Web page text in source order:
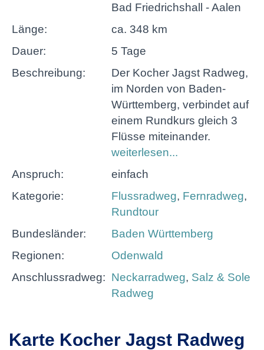
Bad Friedrichshall - Aalen
Länge:
ca. 348 km
Dauer:
5 Tage
Beschreibung:
Der Kocher Jagst Radweg,
im Norden von Baden-
Württemberg, verbindet auf
einem Rundkurs gleich 3
Flüsse miteinander.
weiterlesen...
Anspruch:
einfach
Kategorie:
Flussradweg, Fernradweg,
Rundtour
Bundesländer:
Baden Württemberg
Regionen:
Odenwald
Anschlussradweg: Neckarradweg, Salz & Sole
Radweg
Karte Kocher Jagst Radweg